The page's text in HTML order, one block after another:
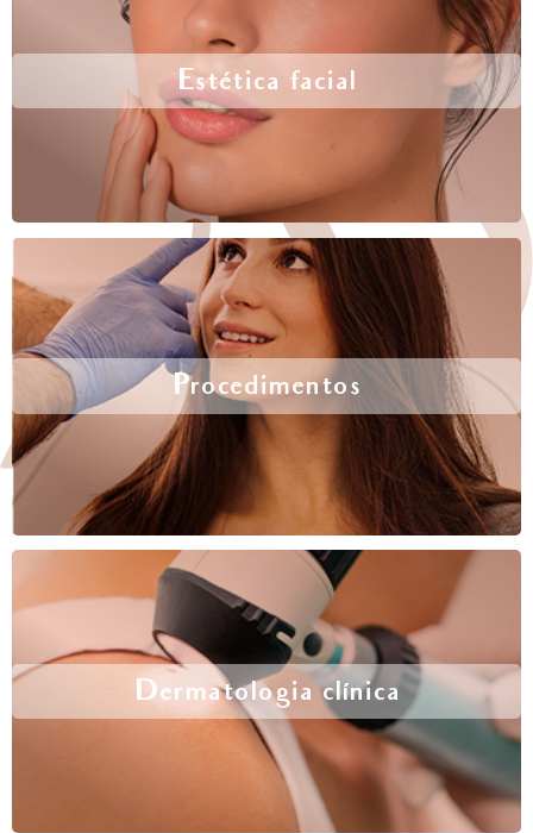
Estética facial
Procedimentos
Dermatologia clínica